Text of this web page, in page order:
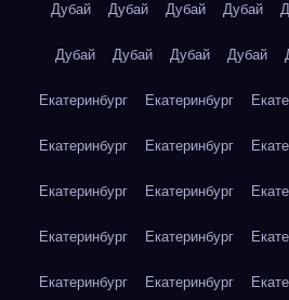
Дубай Дубай Дубай Дубай
Дубай Дубай Дубай Дубай
Екатеринбург Екатеринбург
Екатеринбург Екатеринбург
Екатеринбург Екатеринбург
Екатеринбург Екатеринбург
Екатеринбург Екатеринбург